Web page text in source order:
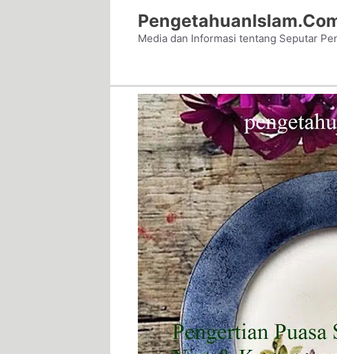
Media dan Informasi tentang Seputar